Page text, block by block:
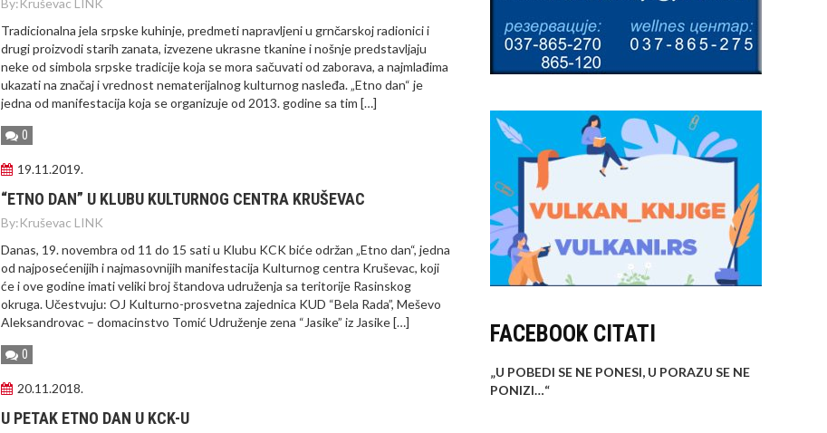
By:Kruševac LINK
Tradicionalna jela srpske kuhinje, predmeti napravljeni u grnčarskoj radionici i
drugi proizvodi starih zanata, izvezene ukrasne tkanine i nošnje predstavljaju
neke od simbola srpske tradicije koja se mora sačuvati od zaborava, a najmlađima
ukazati na značaj i vrednost nematerijalnog kulturnog nasleđa. „Etno dan“ je
jedna od manifestacija koja se organizuje od 2013. godine sa tim […]
0
19.11.2019.
“ETNO DAN” U KLUBU KULTURNOG CENTRA KRUŠEVAC
By:Kruševac LINK
Danas, 19. novembra od 11 do 15 sati u Klubu KCK biće održan „Etno dan“, jedna
od najposećenijih i najmasovnijih manifestacija Kulturnog centra Kruševac, koji
će i ove godine imati veliki broj štandova udruženja sa teritorije Rasinskog
okruga. Učestvuju: OJ Kulturno-prosvetna zajednica KUD “Bela Rada”, Meševo
Aleksandrovac – domacinstvo Tomić Udruženje zena “Jasike” iz Jasike […]
0
20.11.2018.
U PETAK ETNO DAN U KCK-U
FACEBOOK CITATI
„U POBEDI SE NE PONESI, U PORAZU SE NE
PONIZI…“